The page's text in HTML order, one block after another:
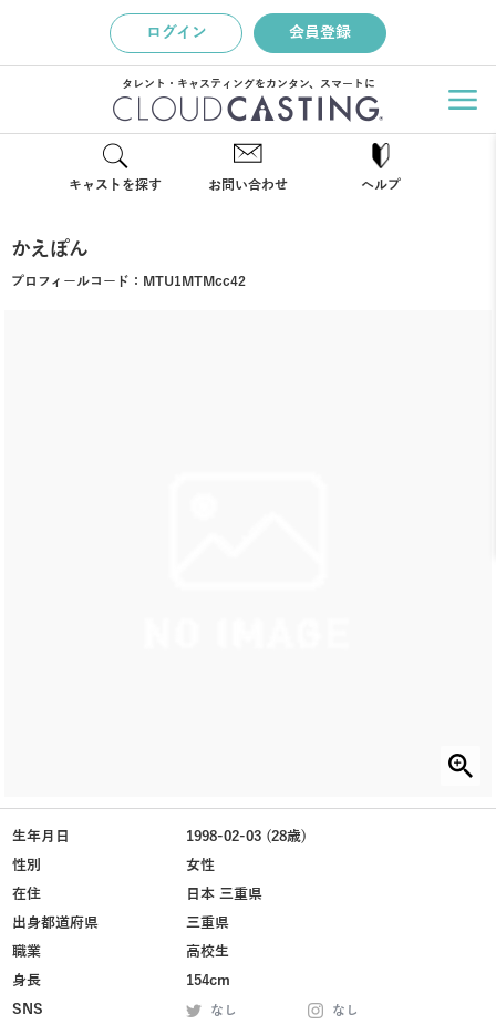
ログイン 会員登録
タレント・キャスティングをカンタン、スマートに
キャストを探す お問い合わせ ヘルプ
かえぽん
プロフィールコード： MTU1MTMcc42
生年月日
1998-02-03 (28歳)
性別
女性
在住
日本 三重県
出身都道府県
三重県
職業
高校生
身長
154cm
SNS
なし
なし